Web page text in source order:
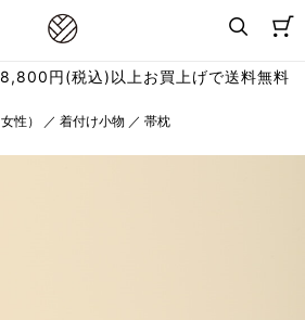
8,800円(税込)以上お買上げで送料無料
性） ／ 着付け小物 ／ 帯枕